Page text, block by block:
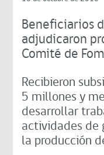
Beneficiarios
adjudicaron
Comité de
Recibieron
5 millones y
desarrollar
actividades de
la producción